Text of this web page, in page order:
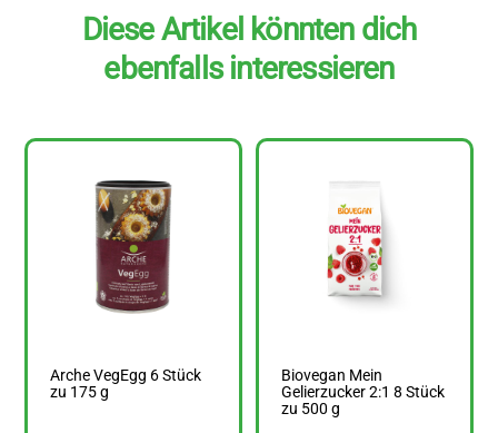
Diese Artikel könnten dich
ebenfalls interessieren
Arche VegEgg 6 Stück
zu 175 g
Biovegan Mein
Gelierzucker 2:1 8 Stück
zu 500 g